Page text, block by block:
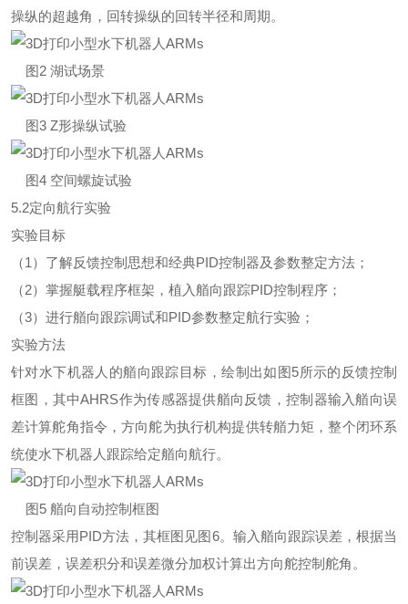
操纵的超越角，回转操纵的回转半径和周期。
图2 湖试场景
图3 Z形操纵试验
图4 空间螺旋试验
5.2定向航行实验
实验目标
（1）了解反馈控制思想和经典PID控制器及参数整定方法；
（2）掌握艇载程序框架，植入艏向跟踪PID控制程序；
（3）进行艏向跟踪调试和PID参数整定航行实验；
实验方法
针对水下机器人的艏向跟踪目标，绘制出如图5所示的反馈控制
框图，其中AHRS作为传感器提供艏向反馈，控制器输入艏向误
差计算舵角指令，方向舵为执行机构提供转艏力矩，整个闭环系
统使水下机器人跟踪给定艏向航行。
图5 艏向自动控制框图
控制器采用PID方法，其框图见图6。输入艏向跟踪误差，根据当
前误差，误差积分和误差微分加权计算出方向舵控制舵角。